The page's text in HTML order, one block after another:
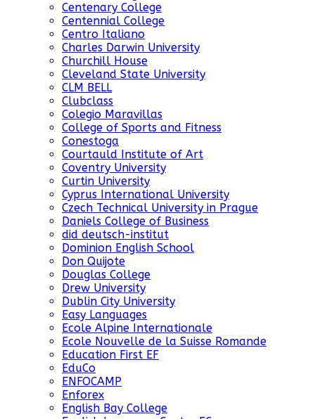
Centenary College
Centennial College
Centro Italiano
Charles Darwin University
Churchill House
Cleveland State University
CLM BELL
Clubclass
Colegio Maravillas
College of Sports and Fitness
Conestoga
Courtauld Institute of Art
Coventry University
Curtin University
Cyprus International University
Czech Technical University in Prague
Daniels College of Business
did deutsch-institut
Dominion English School
Don Quijote
Douglas College
Drew University
Dublin City University
Easy Languages
Ecole Alpine Internationale
Ecole Nouvelle de la Suisse Romande
Education First EF
EduCo
ENFOCAMP
Enforex
English Bay College